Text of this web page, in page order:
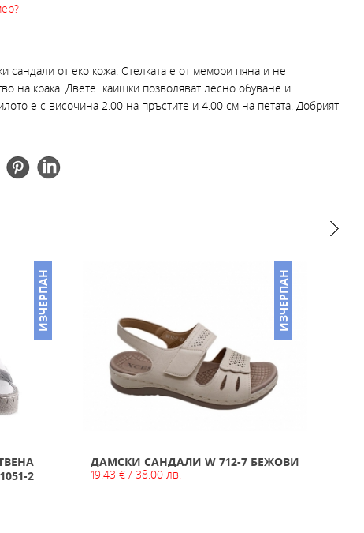
сандали от еко кожа. Стелката е от мемори пяна и не
на крака. Двете каишки позволяват лесно обуване и
е с височина 2.00 на пръстите и 4.00 см на петата. Добрият
ИЗЧЕРПАН
2
ИЗЧЕРПАН
ДАМСКИ САНДАЛИ W 712-7 БЕЖОВИ
19.43 € / 38.00 лв.